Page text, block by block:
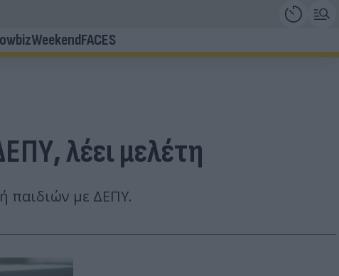
WeekendFACES
λέει μελέτη
παιδιών με ΔΕΠΥ.